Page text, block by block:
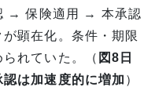
→ 保険適用 → 本承認
顕在化。条件・期限
れていた。（ 図8日
は加速度的に増加 ）